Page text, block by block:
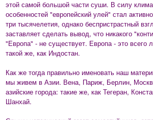
этой самой большой части суши. В силу
особенностей "европейский улей" стал
три тысячелетия, однако беспристрастный
заставляет сделать вывод, что никакого
"Европа" - не существует. Европа - это всего
такой же, как Индостан.
Как же тогда правильно именовать наш
мы живем в Азии. Вена, Париж, Берлин,
азийские города: такие же, как Тегеран,
Шанхай.